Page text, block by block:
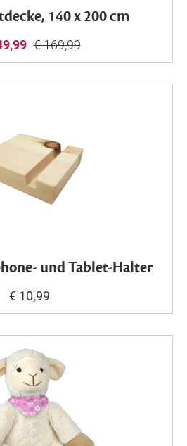
140 x 200 cm
€ 169,99
und Tablet-Halter
€ 10,99